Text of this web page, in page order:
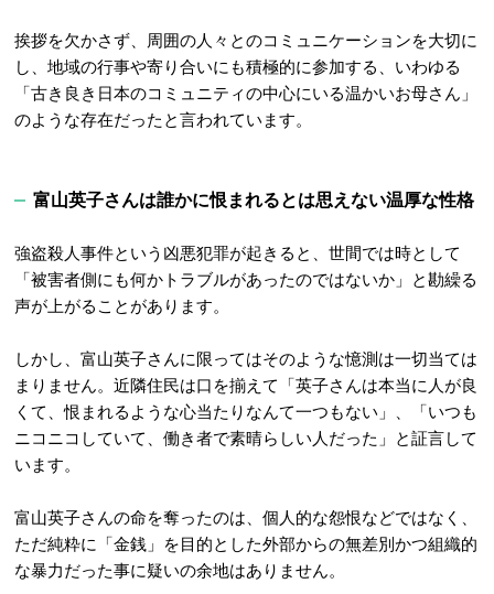
挨拶を欠かさず、周囲の人々とのコミュニケーションを大切に
し、地域の行事や寄り合いにも積極的に参加する、いわゆる
「古き良き日本のコミュニティの中心にいる温かいお母さん」
のような存在だったと言われています。
富山英子さんは誰かに恨まれるとは思えない温厚な性格
強盗殺人事件という凶悪犯罪が起きると、世間では時として
「被害者側にも何かトラブルがあったのではないか」と勘繰る
声が上がることがあります。
しかし、富山英子さんに限ってはそのような憶測は一切当ては
まりません。近隣住民は口を揃えて「英子さんは本当に人が良
くて、恨まれるような心当たりなんて一つもない」、「いつも
ニコニコしていて、働き者で素晴らしい人だった」と証言して
います。
富山英子さんの命を奪ったのは、個人的な怨恨などではなく、
ただ純粋に「金銭」を目的とした外部からの無差別かつ組織的
な暴力だった事に疑いの余地はありません。